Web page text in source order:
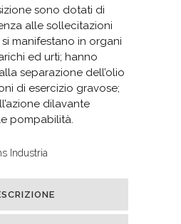
sono dotati di
alle sollecitazioni
manifestano in organi
ed urti; hanno
separazione dell’olio
di esercizio gravose;
dilavante
pompabilità.
Industria